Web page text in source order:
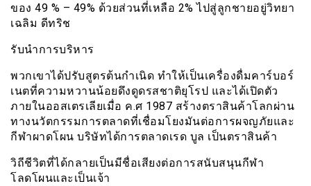
ของ 49 % – 49% ด้วยส่วนที่เหลือ 2% ไปสู่ลูกชายอยู่วิทยา
เฉลิม ดีทริช
รับนำการบริหาร
พวกเขาได้ปรับสูตรต้นกำเนิด ทำให้เป็นเครื่องดื่มคาร์บอร์
เนตที่ความหวานน้อยดึงดูดรสชาติยุโรป และได้เปิดตัว
ภายในออสเตรเลียเมื่อ ค.ศ 1987 สร้างตราสินค้าโลกผ่าน
ทางนวัตกรรมการตลาดที่เชื่อมโยงมันต่อการผจญภัยและ
กีฬาผาดโผน บริษัทได้การตลาดเรด บูล เป็นตราสินค้า
วิถีชีวิตที่ได้กลายเป็นมีชื่อเสียงต่อการสนับสนุนกีฬา
โลดโผนและเป็นเจ้า